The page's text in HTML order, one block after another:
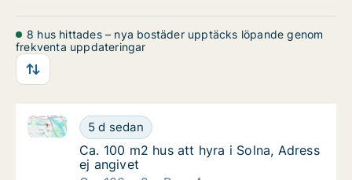
8 hus hittades – nya bostäder upptäcks löpande genom
frekventa uppdateringar
Ca. 100 m2 hus att hyra i Solna, Adress ej
5 d sedan
Ca. 100 m2 hus att hyra i Solna, Adress ej angivet
Ca. 100 m2 hus att hyra i Solna, Adress ej
Ca. 100 m2 hus att hyra i Solna, Adress
ej angivet